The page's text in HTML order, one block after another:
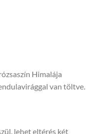
Himalája
van töltve.
lehet eltérés két